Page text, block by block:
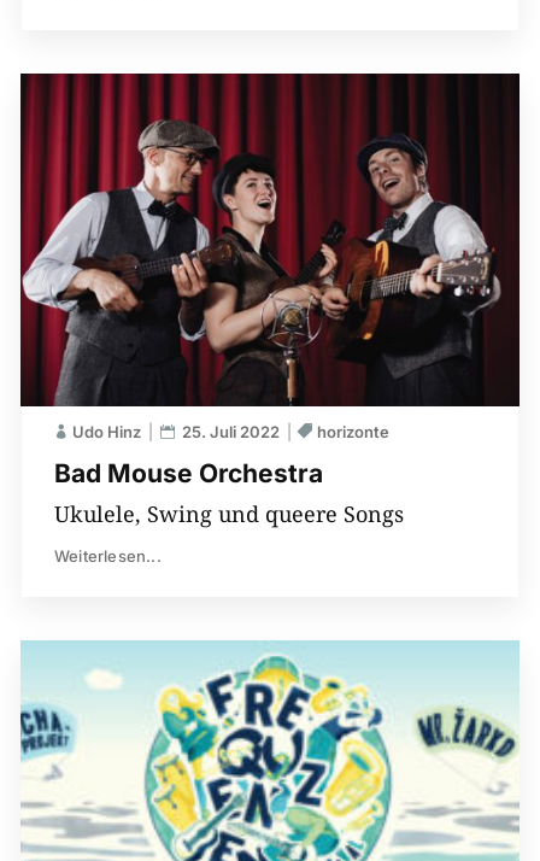
Bad Mouse Orchestra
Udo Hinz 25. Juli 2022 horizonte
Ukulele, Swing und queere Songs
Weiterlesen...